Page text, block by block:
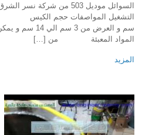
السوائل موديل 503 من
سم و العرض من
المواد المعبئة من […]
المزيد